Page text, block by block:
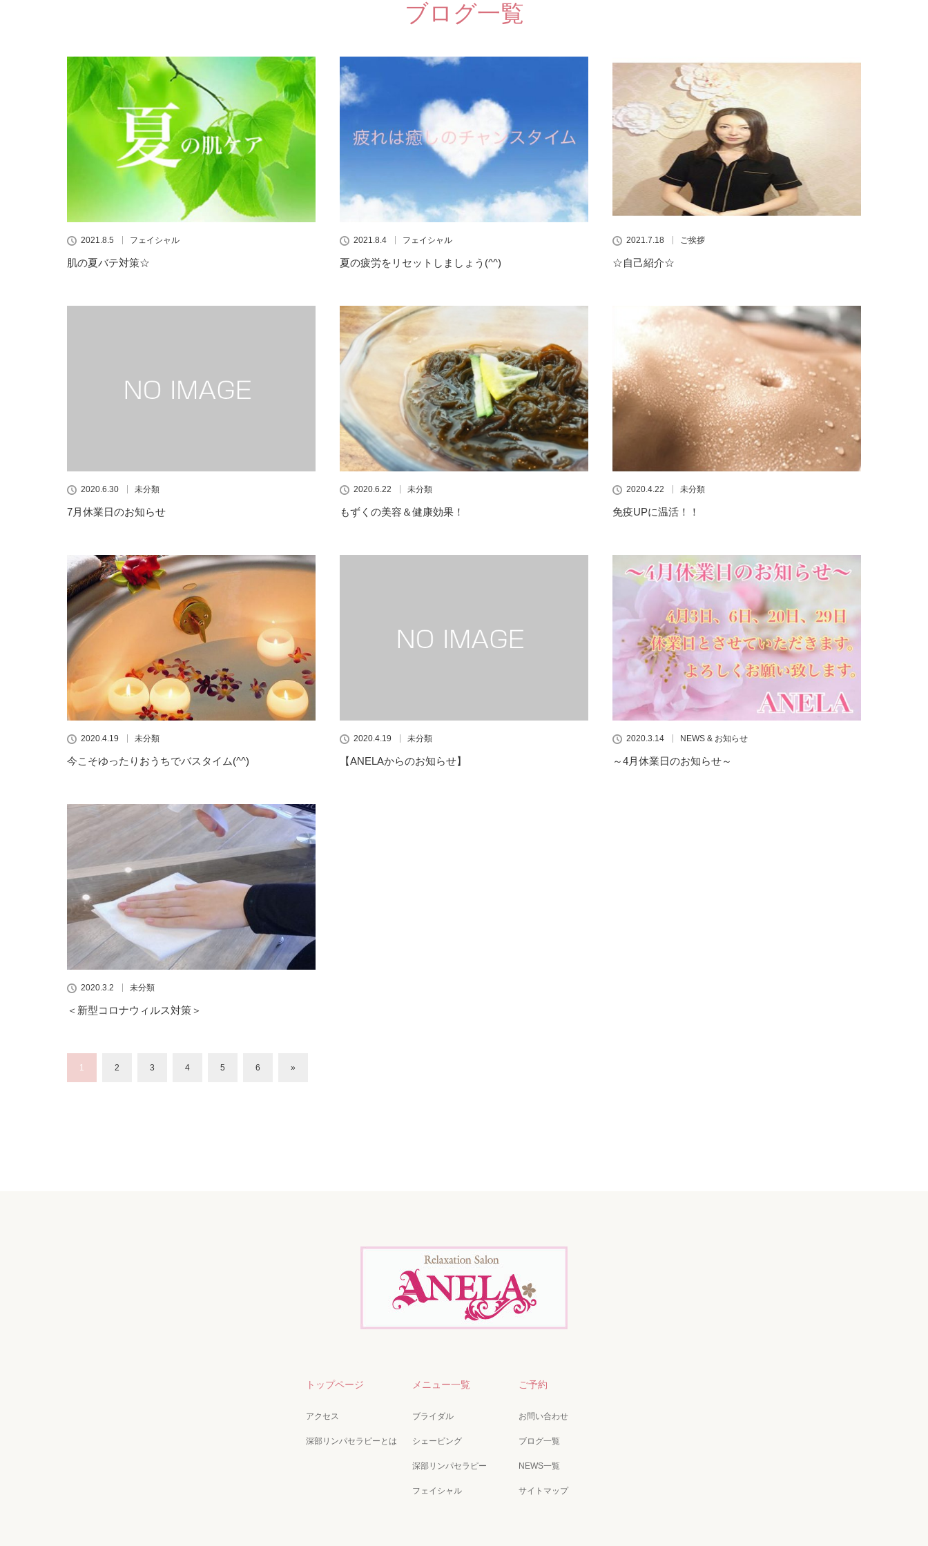
ブログ一覧
2021.8.5 フェイシャル
肌の夏バテ対策☆
2021.8.4 フェイシャル
夏の疲労をリセットしましょう(^^)
2021.7.18 ご挨拶
☆自己紹介☆
2020.6.30 未分類
7月休業日のお知らせ
2020.6.22 未分類
もずくの美容＆健康効果！
2020.4.22 未分類
免疫UPに温活！！
2020.4.19 未分類
今こそゆったりおうちでバスタイム(^^)
2020.4.19 未分類
【ANELAからのお知らせ】
2020.3.14 NEWS & お知らせ
～4月休業日のお知らせ～
2020.3.2 未分類
＜新型コロナウィルス対策＞
1 2 3 4 5 6 »
トップページ
アクセス
深部リンパセラピーとは
メニュー一覧
ブライダル
シェービング
深部リンパセラピー
フェイシャル
ご予約
お問い合わせ
ブログ一覧
NEWS一覧
サイトマップ